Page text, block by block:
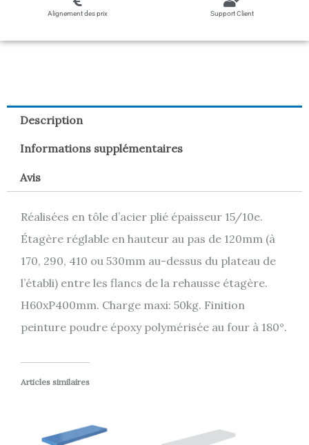
Alignement des prix Support Client
Description
Informations supplémentaires
Avis
Réalisées en tôle d’acier plié épaisseur 15/10e.
Étagère réglable en hauteur au pas de 120mm (à
170, 290, 410 ou 530mm au-dessus du plateau de
l’établi) entre les flancs de la rehausse étagère.
H60xP400mm. Charge maxi: 50kg. Finition
peinture poudre époxy polymérisée au four à 180°.
Articles similaires